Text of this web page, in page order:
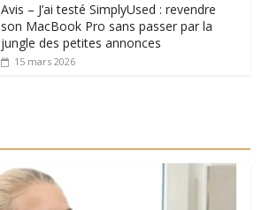
Avis – J’ai testé SimplyUsed : revendre
son MacBook Pro sans passer par la
jungle des petites annonces
15 mars 2026